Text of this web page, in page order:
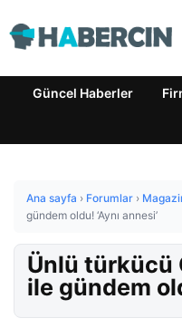
Güncel Haberler
Ana sayfa › Forumlar ›
gündem oldu! ‘Aynı annesi’
Ünlü türkücü
ile gündem